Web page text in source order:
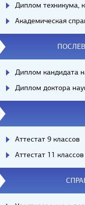
Диплом техникума,
Академическая
Диплом кандидата
Диплом доктора
Аттестат 9 классов
Аттестат 11 классов